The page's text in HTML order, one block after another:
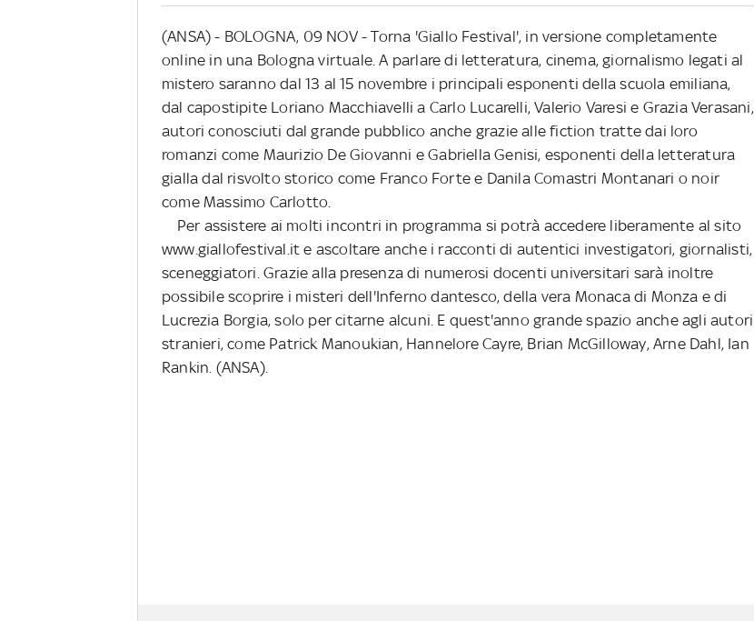
(ANSA) - BOLOGNA, 09 NOV - Torna 'Giallo Festival', in versione completamente
online in una Bologna virtuale. A parlare di letteratura, cinema, giornalismo legati al
mistero saranno dal 13 al 15 novembre i principali esponenti della scuola emiliana,
dal capostipite Loriano Macchiavelli a Carlo Lucarelli, Valerio Varesi e Grazia Verasani,
autori conosciuti dal grande pubblico anche grazie alle fiction tratte dai loro
romanzi come Maurizio De Giovanni e Gabriella Genisi, esponenti della letteratura
gialla dal risvolto storico come Franco Forte e Danila Comastri Montanari o noir
come Massimo Carlotto.
Per assistere ai molti incontri in programma si potrà accedere liberamente al sito
www.giallofestival.it e ascoltare anche i racconti di autentici investigatori, giornalisti,
sceneggiatori. Grazie alla presenza di numerosi docenti universitari sarà inoltre
possibile scoprire i misteri dell'Inferno dantesco, della vera Monaca di Monza e di
Lucrezia Borgia, solo per citarne alcuni. E quest'anno grande spazio anche agli autori
stranieri, come Patrick Manoukian, Hannelore Cayre, Brian McGilloway, Arne Dahl, Ian
Rankin. (ANSA).